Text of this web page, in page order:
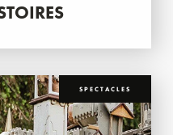
SPECTACLES